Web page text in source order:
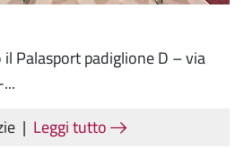
Palasport padiglione D – via
| Leggi tutto